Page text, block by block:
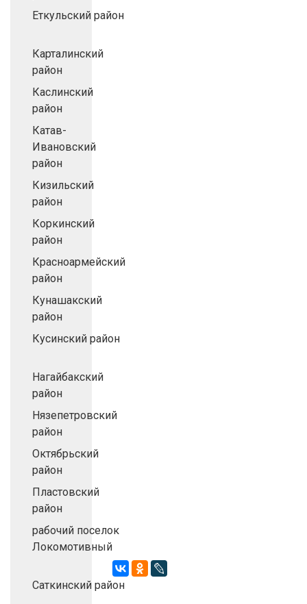
Еткульский район
Карталинский
район
Каслинский
район
Катав-
Ивановский
район
Кизильский
район
Коркинский
район
Красноармейский
район
Кунашакский
район
Кусинский район
Нагайбакский
район
Нязепетровский
район
Октябрьский
район
Пластовский
район
рабочий поселок
Локомотивный
Саткинский район